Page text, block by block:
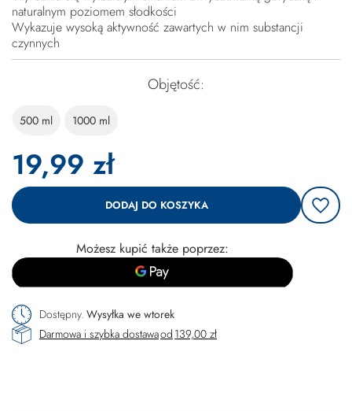
naturalnym poziomem słodkości
Wykazuje wysoką aktywność zawartych w nim substancji
czynnych
Objętość
500 ml 1000 ml
19,99 zł
DODAJ DO KOSZYKA
Możesz kupić także poprzez:
Dostępny Wysyłka we wtorek
Darmowa i szybka dostawaod 139,00 zł